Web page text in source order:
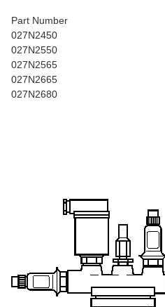
Part Number
027N2450
027N2550
027N2565
027N2665
027N2680